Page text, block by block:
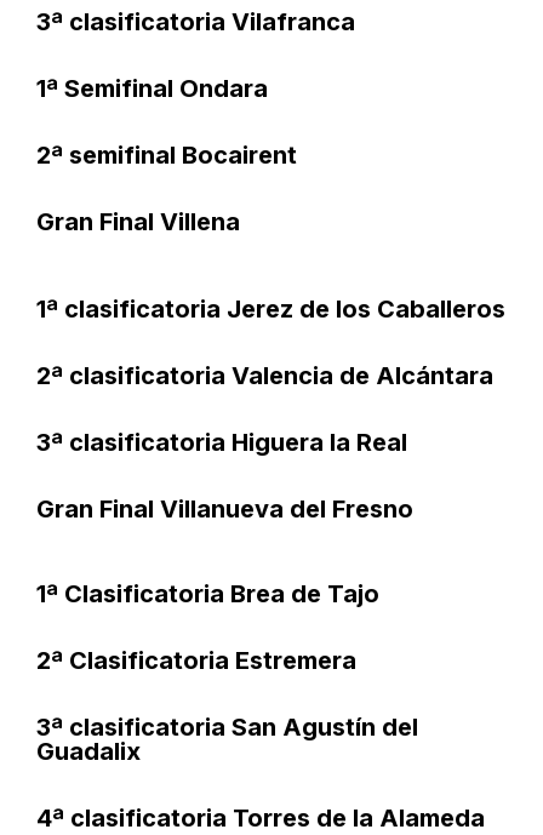
3ª clasificatoria Vilafranca
1ª Semifinal Ondara
2ª semifinal Bocairent
Gran Final Villena
1ª clasificatoria Jerez de los Caballeros
2ª clasificatoria Valencia de Alcántara
3ª clasificatoria Higuera la Real
Gran Final Villanueva del Fresno
1ª Clasificatoria Brea de Tajo
2ª Clasificatoria Estremera
3ª clasificatoria San Agustín del
Guadalix
4ª clasificatoria Torres de la Alameda